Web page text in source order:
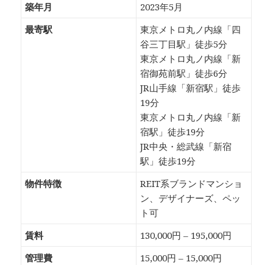
築年月
2023年5月
最寄駅
東京メトロ丸ノ内線「四
谷三丁目駅」徒歩5分
東京メトロ丸ノ内線「新
宿御苑前駅」徒歩6分
JR山手線「新宿駅」徒歩
19分
東京メトロ丸ノ内線「新
宿駅」徒歩19分
JR中央・総武線「新宿
駅」徒歩19分
物件特徴
REIT系ブランドマンショ
ン、デザイナーズ、ペッ
ト可
賃料
130,000円 – 195,000円
管理費
15,000円 – 15,000円